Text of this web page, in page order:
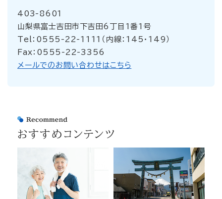
403-8601
山梨県富士吉田市下吉田6丁目1番1号
Tel：0555-22-1111（内線：145・149）
Fax：0555-22-3356
メールでのお問い合わせはこちら
おすすめコンテンツ